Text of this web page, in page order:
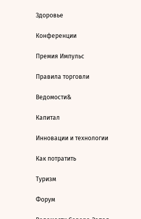
Здоровье
Конференции
Премия Импульс
Правила торговли
Ведомости&
Капитал
Инновации и технологии
Как потратить
Туризм
Форум